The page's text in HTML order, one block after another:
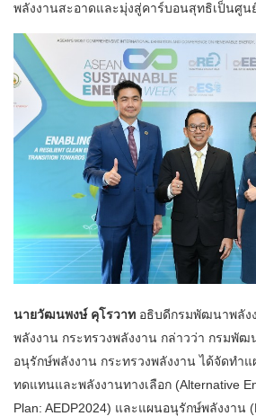
พลังงานสะอาดและมุ่งสู่คาร์บอนสุทธิเป็นศูน
นายวัฒนพงษ์ คุโรวาท อธิบดีกรมพัฒนาพลัง
พลังงาน กระทรวงพลังงาน กล่าวว่า กรมพั
อนุรักษ์พลังงาน กระทรวงพลังงาน ได้จัดทำ
ทดแทนและพลังงานทางเลือก (Alternative
Plan: AEDP2024) และแผนอนุรักษ์พลังงาน